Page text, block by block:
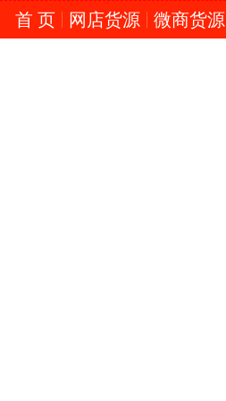
首 页 网店货源 微商货源